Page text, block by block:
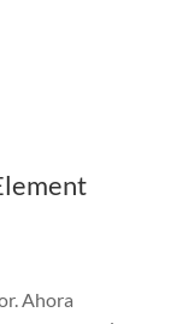
Ahora